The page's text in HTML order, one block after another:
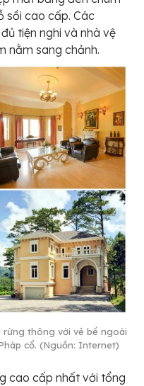
sồi cao cấp. Các
tiện nghi và nhà vệ
nằm sang chảnh.
rừng thông với vẻ bề ngoài
cổ. (Nguồn: Internet)
cao cấp nhất với tổng